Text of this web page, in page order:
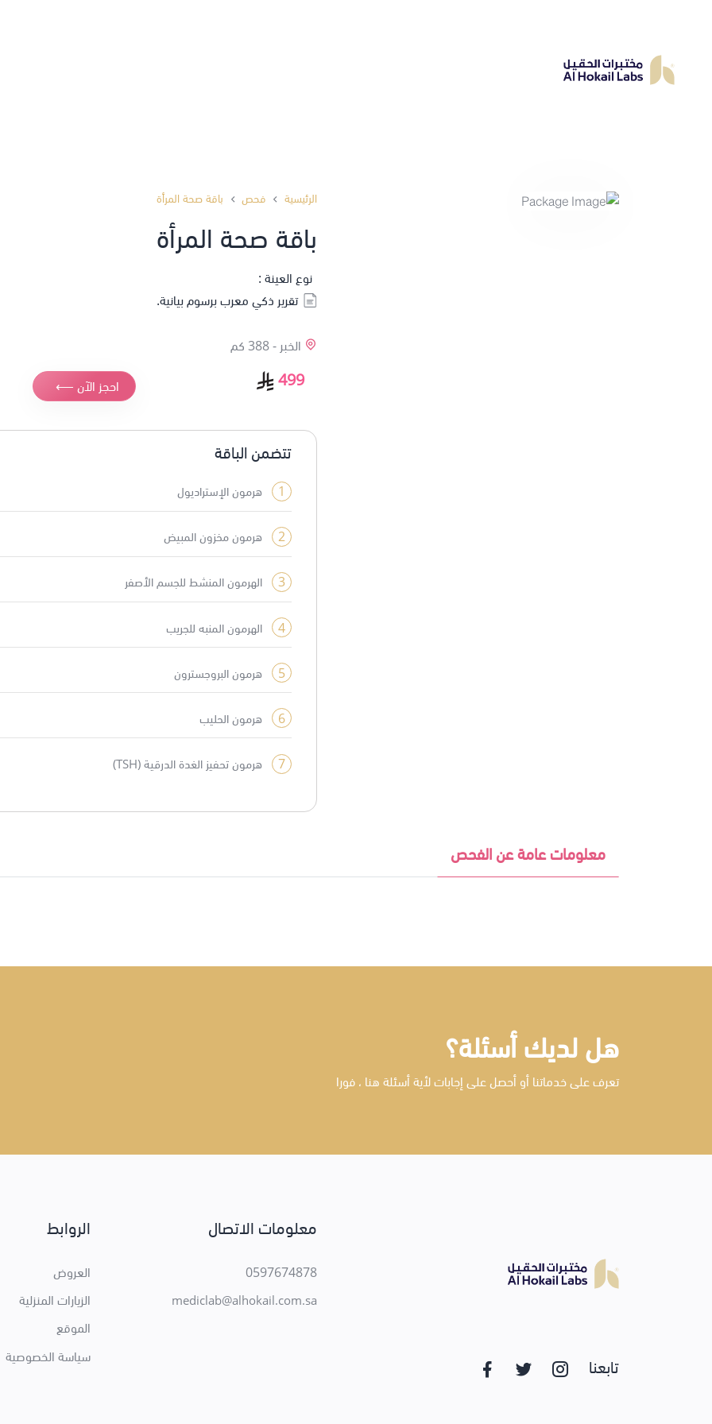
الرئيسية فحص باقة صحة المرأة
باقة صحة المرأة
نوع العينة :
تقرير ذكي معرب برسوم بيانية.
الخبر -388 كم
499 احجز الآن ⟵
تتضمن الباقة
1
2
3
4
5
6
7
معلومات عامة عن الفحص
هل لديك أسئلة؟
تعرف على خدماتنا أو أحصل على إجابات لأية أسئلة هنا ، فورا
تابعنا
معلومات الاتصال
0597674878
mediclab@alhokail.com.sa
الروابط
العروض
الزيارات المنزلية
الموقع
سياسة الخصوصية